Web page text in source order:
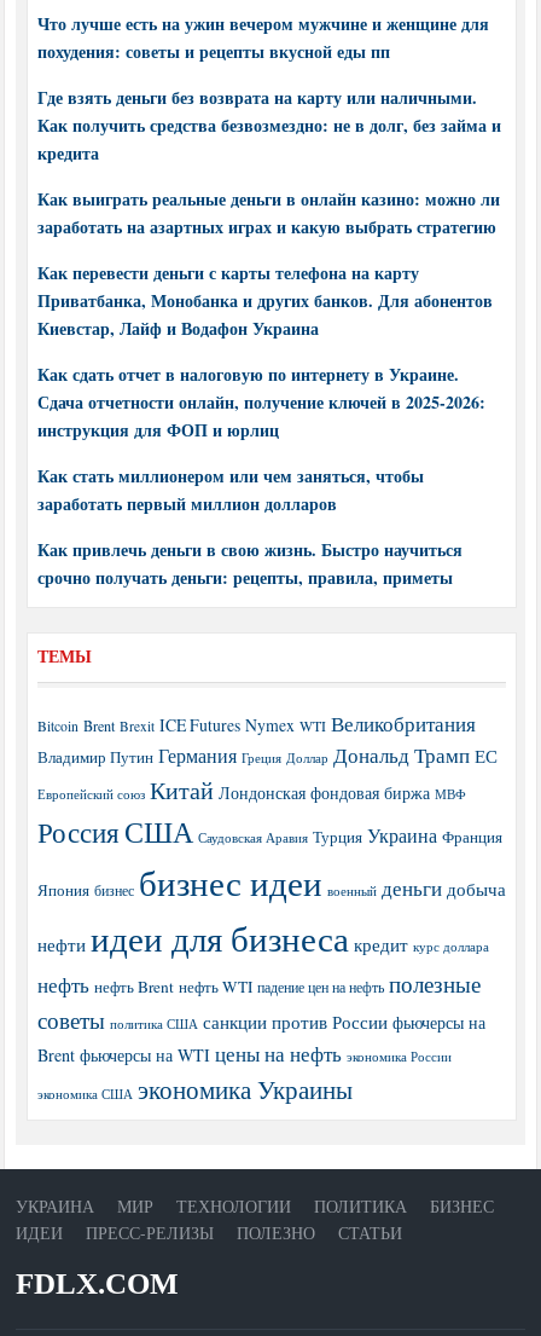
Что лучше есть на ужин вечером мужчине и женщине для
похудения: советы и рецепты вкусной еды пп
Где взять деньги без возврата на карту или наличными.
Как получить средства безвозмездно: не в долг, без займа и
кредита
Как выиграть реальные деньги в онлайн казино: можно ли
заработать на азартных играх и какую выбрать стратегию
Как перевести деньги с карты телефона на карту
Приватбанка, Монобанка и других банков. Для абонентов
Киевстар, Лайф и Водафон Украина
Как сдать отчет в налоговую по интернету в Украине.
Сдача отчетности онлайн, получение ключей в 2025-2026:
инструкция для ФОП и юрлиц
Как стать миллионером или чем заняться, чтобы
заработать первый миллион долларов
Как привлечь деньги в свою жизнь. Быстро научиться
срочно получать деньги: рецепты, правила, приметы
ТЕМЫ
Bitcoin Brent Brexit ICE Futures Nymex WTI Великобритания
Владимир Путин Германия Греция Доллар Дональд Трамп ЕС
Европейский союз Китай Лондонская фондовая биржа МВФ
РоссияСША Саудовская Аравия Турция Украина Франция
Япония бизнес бизнес идеи военный деньги добыча
нефти идеи для бизнеса кредит курс доллара
нефть нефть Brent нефть WTI падение цен на нефть полезные
советы политика США санкции против России фьючерсы на
Brent фьючерсы на WTI цены на нефть экономика России
экономика США экономика Украины
УКРАИНА МИР ТЕХНОЛОГИИ ПОЛИТИКА
БИЗНЕС
ИДЕИ
ПРЕСС-РЕЛИЗЫ ПОЛЕЗНО СТАТЬИ
FDLX.COM